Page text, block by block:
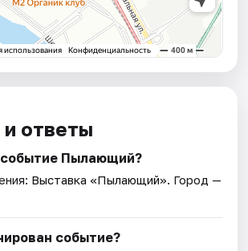
ответы
событие Пылающий?
Выставка «Пылающий». Город —
событие?